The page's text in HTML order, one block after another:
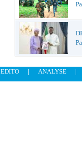
EDITO | ANALYSE
|